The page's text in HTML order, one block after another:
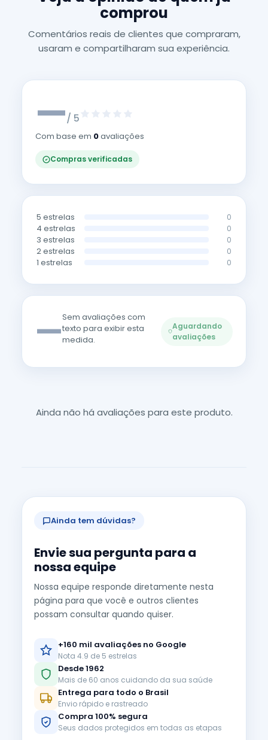
comprou
Comentários reais de clientes que compraram,
usaram e compartilharam sua experiência.
—/ 5
Com base em 0avaliações
Compras verificadas
5 estrelas 0
4 estrelas 0
3 estrelas 0
2 estrelas 0
1 estrelas 0
—Sem avaliações com
texto para exibir esta
medida.
Aguardando
avaliações
Ainda não há avaliações para este produto.
Ainda tem dúvidas?
Envie sua pergunta para a
nossa equipe
Nossa equipe responde diretamente nesta
página para que você e outros clientes
possam consultar quando quiser.
+160 mil avaliações no Google
Nota 4.9 de 5 estrelas
Desde 1962
Mais de 60 anos cuidando da sua saúde
Entrega para todo o Brasil
Envio rápido e rastreado
Compra 100% segura
Seus dados protegidos em todas as etapas